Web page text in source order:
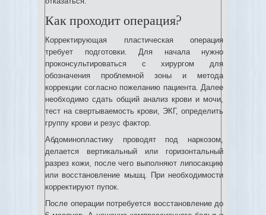
Как проходит операция?
Корректирующая пластическая операция
требует подготовки. Для начала нужно
проконсультироваться с хирургом для
обозначения проблемной зоны и метода
коррекции согласно пожеланию пациента. Далее
необходимо сдать общий анализ крови и мочи,
тест на свертываемость крови, ЭКГ, определить
группу крови и резус фактор.
Абдоминопластику проводят под наркозом,
делается вертикальный или горизонтальный
разрез кожи, после чего выполняют липосакцию
или восстановление мышц. При необходимости
корректируют пупок.
После операции потребуется восстановление до